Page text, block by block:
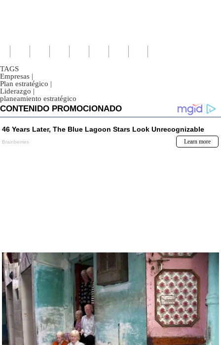
TAGS
Empresas |
Plan estratégico |
Liderazgo |
planeamiento estratégico